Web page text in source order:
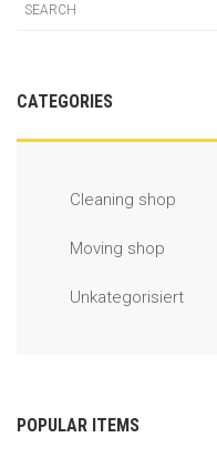
CATEGORIES
Cleaning shop
Moving shop
Unkategorisiert
POPULAR ITEMS